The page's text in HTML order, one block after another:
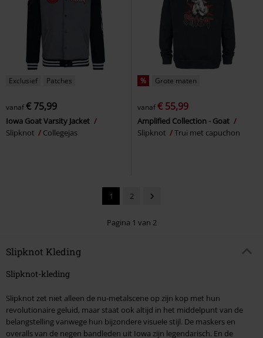
Exclusief Patches
vanaf€ 75,99
Iowa Goat Varsity Jacket
Slipknot
Collegejas
% Grote maten
vanaf€ 55,99
Amplified Collection - Goat
Slipknot
Trui met capuchon
1 2
Pagina 1 van 2
Slipknot Kleding
Slipknot-kleding
Slipknot zet niet alleen de nu-metalscene op zijn kop met hun
revolutionaire geluid, maar staat ook altijd in het middelpunt van de
belangstelling vanwege hun bijzondere visuele stijl. De maskers en
overalls van de negen bandleden uit Iowa zijn legendarisch. En de